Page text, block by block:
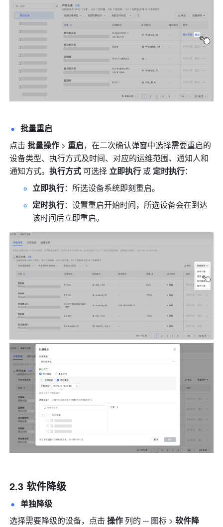
批量重启
点击 批量操作 > 重启，在二次确认弹窗中选择需要重启的
设备类型、执行方式及时间、对应的运维范围、通知人和
通知方式。执行方式 可选择 立即执行 或 定时执行：
立即执行：所选设备系统即刻重启。
定时执行：设置重启开始时间，所选设备会在到达
该时间后立即重启。
2.3 软件降级
单独降级
选择需要降级的设备，点击 操作 列的 ··· 图标 > 软件降